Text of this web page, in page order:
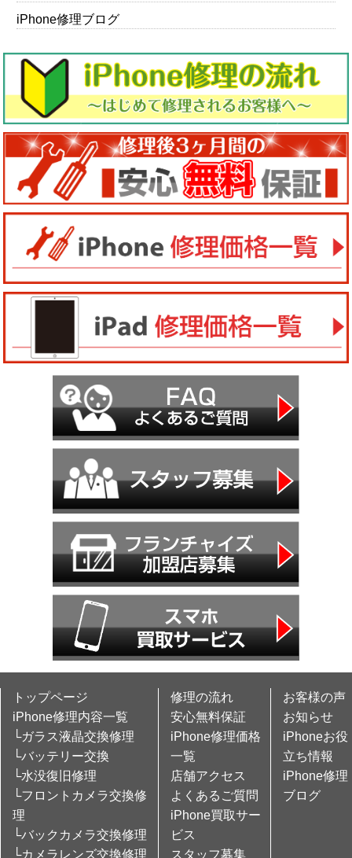
iPhone修理ブログ
トップページ
iPhone修理内容一覧
└ガラス液晶交換修理
└バッテリー交換
└水没復旧修理
└フロントカメラ交換修
理
└バックカメラ交換修理
└カメラレンズ交換修理
修理の流れ
安心無料保証
iPhone修理価格
一覧
店舗アクセス
よくあるご質問
iPhone買取サー
ビス
スタッフ募集
お客様の声
お知らせ
iPhoneお役
立ち情報
iPhone修理
ブログ